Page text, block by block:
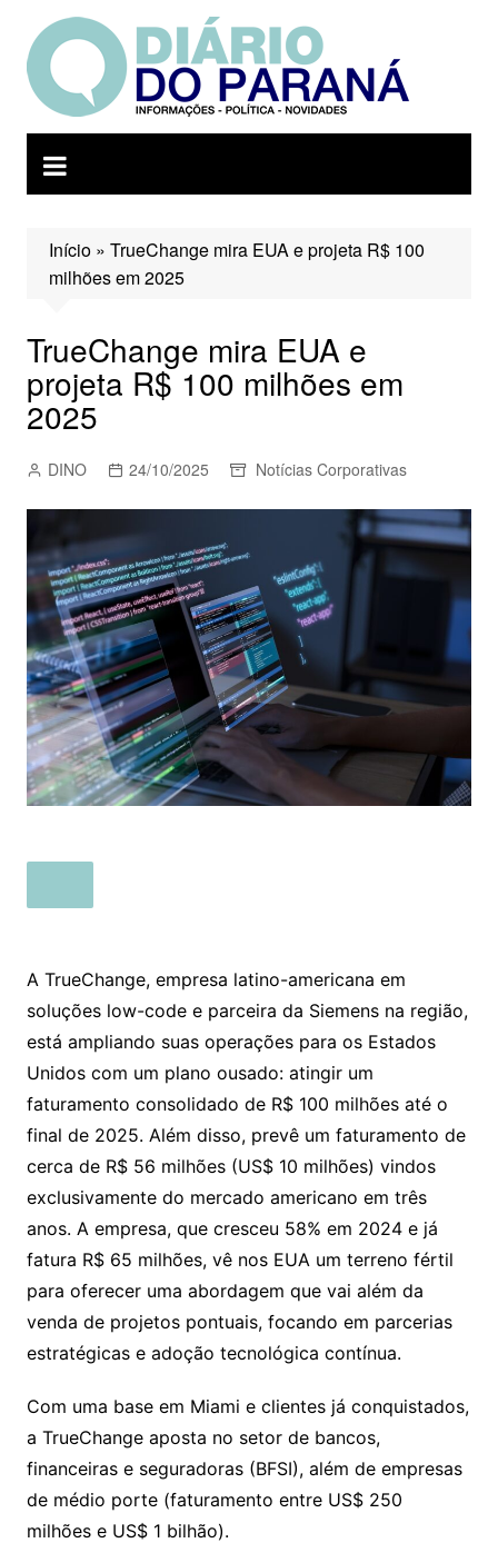
para
conteúdo
Início» TrueChange mira EUA e projeta R$ 100
milhões em 2025
TrueChange mira EUA e
projeta R$ 100 milhões em
2025
DINO 24/10/2025 Notícias Corporativas
A TrueChange, empresa latino-americana em
soluções low-code e parceira da Siemens na região,
está ampliando suas operações para os Estados
Unidos com um plano ousado: atingir um
faturamento consolidado de R$ 100 milhões até o
final de 2025. Além disso, prevê um faturamento de
cerca de R$ 56 milhões (US$ 10 milhões) vindos
exclusivamente do mercado americano em três
anos. A empresa, que cresceu 58% em 2024 e já
fatura R$ 65 milhões, vê nos EUA um terreno fértil
para oferecer uma abordagem que vai além da
venda de projetos pontuais, focando em parcerias
estratégicas e adoção tecnológica contínua.
Com uma base em Miami e clientes já conquistados,
a TrueChange aposta no setor de bancos,
financeiras e seguradoras (BFSI), além de empresas
de médio porte (faturamento entre US$ 250
milhões e US$ 1 bilhão).